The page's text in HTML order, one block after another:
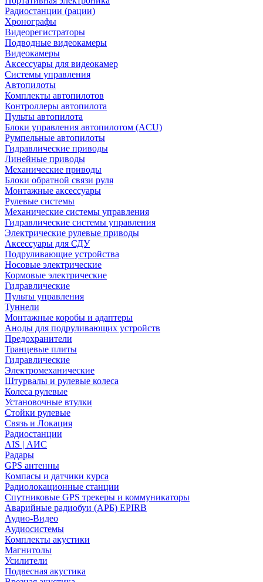
Радиостанции (рации)
Хронографы
Видеорегистраторы
Подводные видеокамеры
Видеокамеры
Аксессуары для видеокамер
Системы управления
Автопилоты
Комплекты автопилотов
Контроллеры автопилота
Пульты автопилота
Блоки управления автопилотом (ACU)
Румпельные автопилоты
Гидравлические приводы
Линейные приводы
Механические приводы
Блоки обратной связи руля
Монтажные аксессуары
Рулевые системы
Механические системы управления
Гидравлические системы управления
Электрические рулевые приводы
Аксессуары для СДУ
Подруливающие устройства
Носовые электрические
Кормовые электрические
Гидравлические
Пульты управления
Туннели
Монтажные коробы и адаптеры
Аноды для подруливающих устройств
Предохранители
Транцевые плиты
Гидравлические
Электромеханические
Штурвалы и рулевые колеса
Колеса рулевые
Установочные втулки
Стойки рулевые
Связь и Локация
Радиостанции
AIS | АИС
Радары
GPS антенны
Компасы и датчики курса
Радиолокационные станции
Спутниковые GPS трекеры и коммуникаторы
Аварийные радиобуи (АРБ) EPIRB
Аудио-Видео
Аудиосистемы
Комплекты акустики
Магнитолы
Усилители
Подвесная акустика